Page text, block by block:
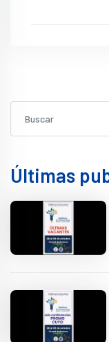
Últimas